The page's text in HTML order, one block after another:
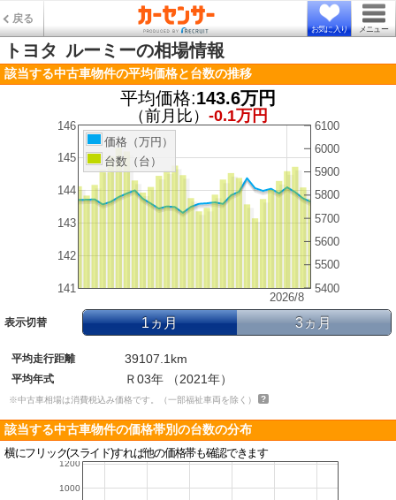
戻る
お気に入り メニュー
トヨタ ルーミーの相場情報
該当する中古車物件の平均価格と台数の推移
平均価格:143.6万円
（前月比） -0.1万円
2026/8
141
142
143
144
145
146
5400
5500
5600
5700
5800
5900
6000
6100
価格（万円）
台数（台）
表示切替 1ヵ月 3ヵ月
平均走行距離 39107.1km
平均年式 Ｒ03年 （2021年）
※中古車相場は消費税込み価格です。（一部福祉車両を除く）
該当する中古車物件の価格帯別の台数の分布
横にフリック(スライド)すれば他の価格帯も確認できます